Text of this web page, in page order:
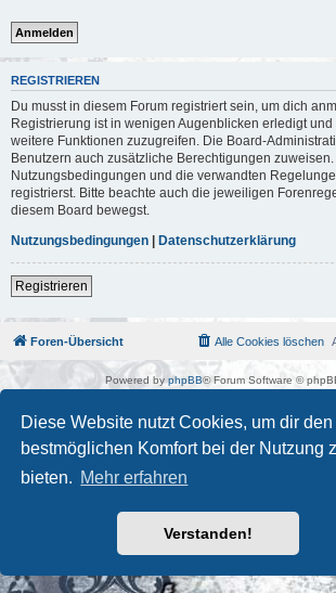
Diese Website nutzt Cookies, um dir den
bestmöglichen Komfort bei der Nutzung
bieten. Mehr erfahren
Verstanden!
REGISTRIEREN
Du musst in diesem Forum registriert sein, um dich
Registrierung ist in wenigen Augenblicken erledigt und
weitere Funktionen zuzugreifen. Die Board-
Benutzern auch zusätzliche Berechtigungen
Nutzungsbedingungen und die verwandten
registrierst. Bitte beachte auch die jeweiligen
diesem Board bewegst.
Nutzungsbedingungen | Datenschutzerklärung
Registrieren
Foren-Übersicht Alle Cookies löschen
Powered by phpBB® Forum Software ©
Kulturkosmos Müritz e.V|Fusion Festival|